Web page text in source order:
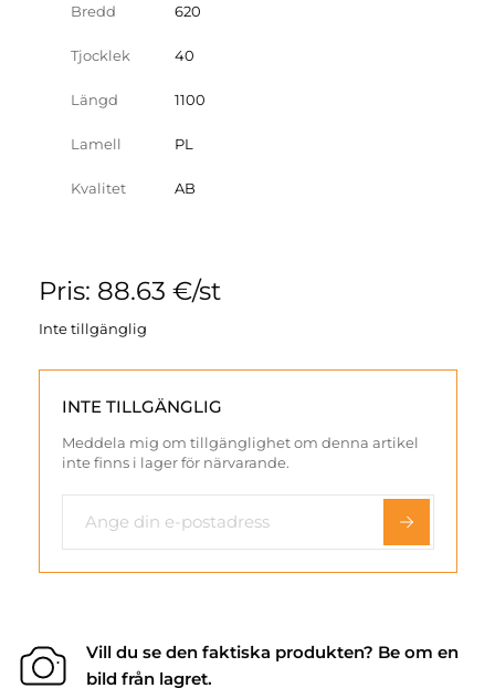
Bredd 620
Tjocklek 40
Längd 1100
Lamell PL
Kvalitet AB
Pris: 88.63 €/st
Inte tillgänglig
INTE TILLGÄNGLIG
Meddela mig om tillgänglighet om denna artikel
inte finns i lager för närvarande.
Vill du se den faktiska produkten? Be om en
bild från lagret.